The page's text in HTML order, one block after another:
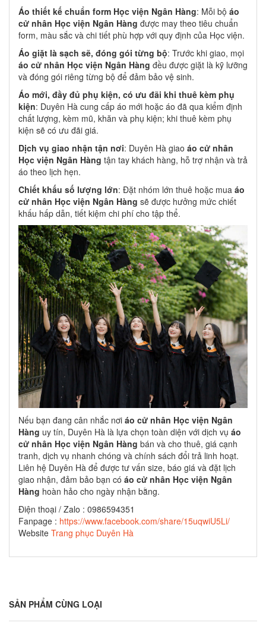
Áo thiết kế chuẩn form Học viện Ngân Hàng: Mỗi bộ áo
cử nhân Học viện Ngân Hàng được may theo tiêu chuẩn
form, màu sắc và chi tiết phù hợp với quy định của Học viện.
Áo giặt là sạch sẽ, đóng gói từng bộ: Trước khi giao, mọi
áo cử nhân Học viện Ngân Hàng đều được giặt là kỹ lưỡng
và đóng gói riêng từng bộ để đảm bảo vệ sinh.
Áo mới, đầy đủ phụ kiện, có ưu đãi khi thuê kèm phụ
kiện: Duyên Hà cung cấp áo mới hoặc áo đã qua kiểm định
chất lượng, kèm mũ, khăn và phụ kiện; khi thuê kèm phụ
kiện sẽ có ưu đãi giá.
Dịch vụ giao nhận tận nơi: Duyên Hà giao áo cử nhân
Học viện Ngân Hàng tận tay khách hàng, hỗ trợ nhận và trả
áo theo lịch hẹn.
Chiết khấu số lượng lớn: Đặt nhóm lớn thuê hoặc mua áo
cử nhân Học viện Ngân Hàng sẽ được hưởng mức chiết
khấu hấp dẫn, tiết kiệm chi phí cho tập thể.
Nếu bạn đang cân nhắc nơi áo cử nhân Học viện Ngân
Hàng uy tín, Duyên Hà là lựa chọn toàn diện với dịch vụ áo
cử nhân Học viện Ngân Hàng bán và cho thuê, giá cạnh
tranh, dịch vụ nhanh chóng và chính sách đổi trả linh hoạt.
Liên hệ Duyên Hà để được tư vấn size, báo giá và đặt lịch
giao nhận, đảm bảo bạn có áo cử nhân Học viện Ngân
Hàng hoàn hảo cho ngày nhận bằng.
Điện thoại / Zalo : 0986594351
Fanpage : https://www.facebook.com/share/15uqwiU5Li/
Website Trang phục Duyên Hà
SẢN PHẨM CÙNG LOẠI